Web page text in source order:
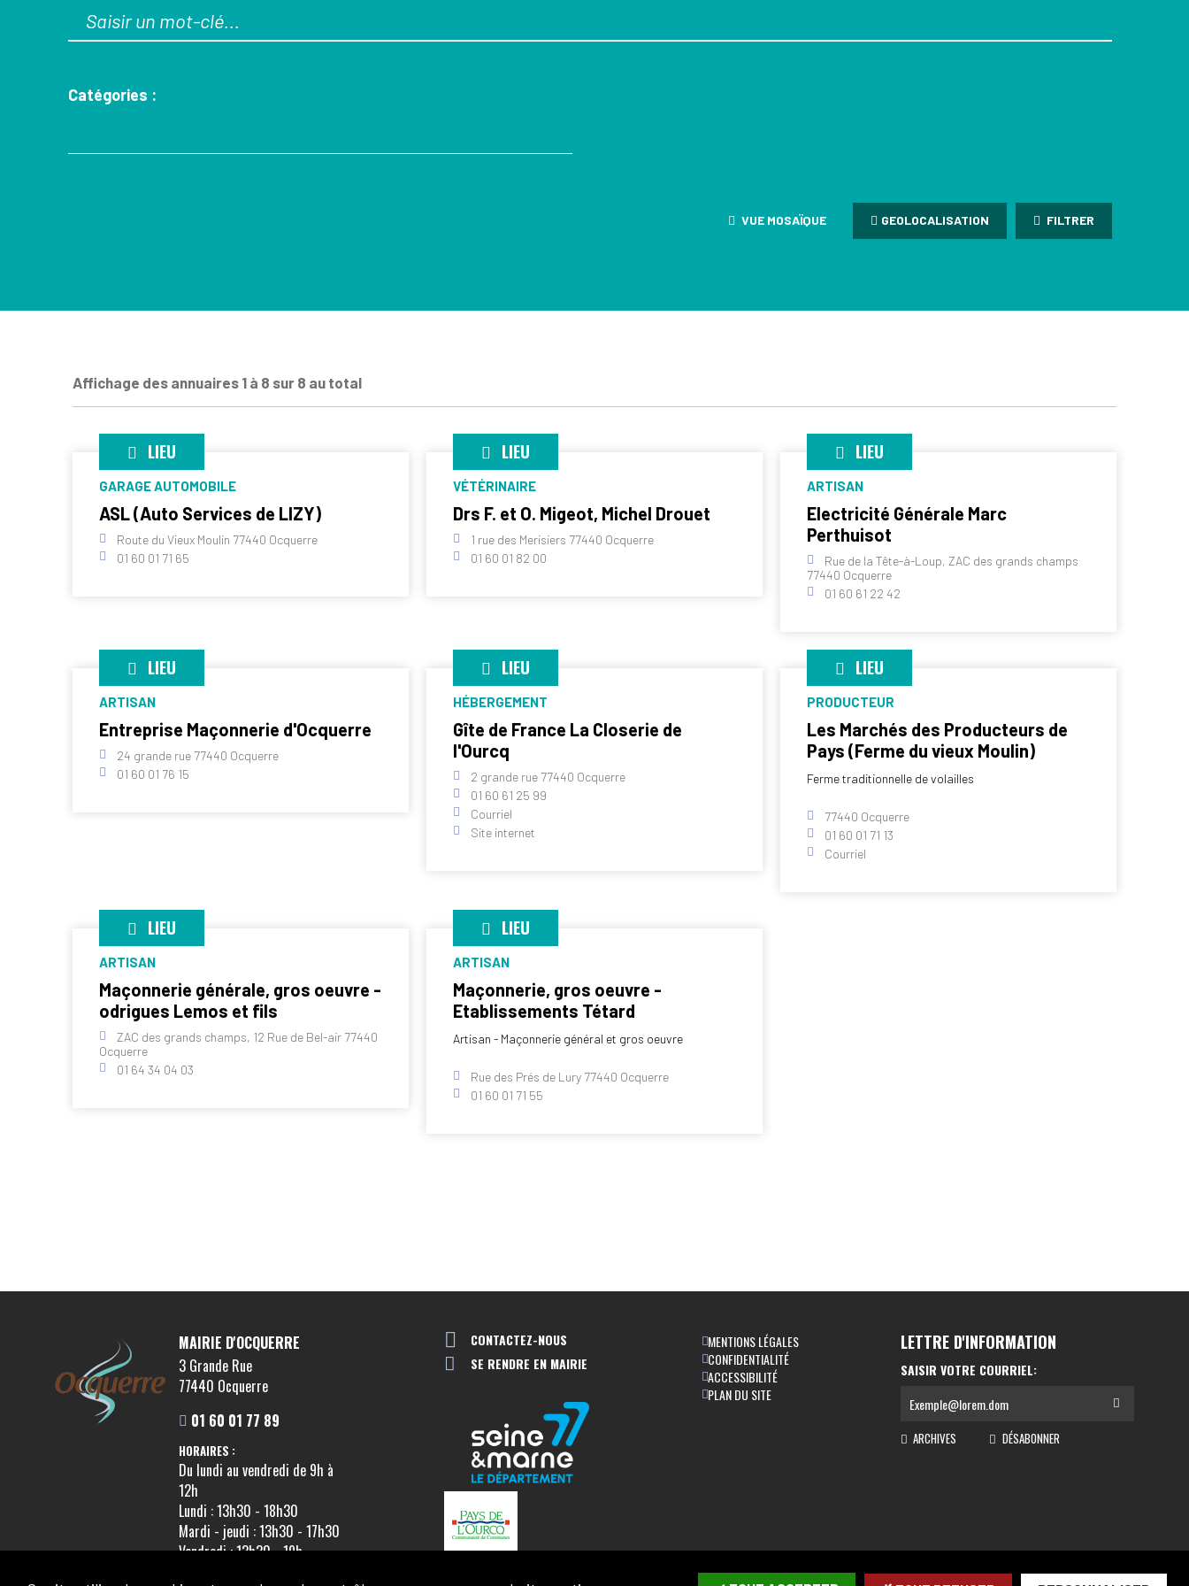
Catégories :
VUE MOSAÏQUE GEOLOCALISATION FILTRER
Affichage des annuaires 1 à 8 sur 8 au total
LIEU
GARAGE AUTOMOBILE
ASL (Auto Services de LIZY)
Route du Vieux Moulin 77440 Ocquerre
01 60 01 71 65
LIEU
VÉTÉRINAIRE
Drs F. et O. Migeot, Michel Drouet
1 rue des Merisiers 77440 Ocquerre
01 60 01 82 00
LIEU
ARTISAN
Electricité Générale Marc
Perthuisot
Rue de la Tête-à-Loup, ZAC des grands champs
77440 Ocquerre
01 60 61 22 42
LIEU
ARTISAN
Entreprise Maçonnerie d'Ocquerre
24 grande rue 77440 Ocquerre
01 60 01 76 15
LIEU
HÉBERGEMENT
Gîte de France La Closerie de
l'Ourcq
2 grande rue 77440 Ocquerre
01 60 61 25 99
Courriel
Site internet
LIEU
PRODUCTEUR
Les Marchés des Producteurs de
Pays (Ferme du vieux Moulin)
Ferme traditionnelle de volailles
77440 Ocquerre
01 60 01 71 13
Courriel
LIEU
ARTISAN
Maçonnerie générale, gros oeuvre -
odrigues Lemos et fils
ZAC des grands champs, 12 Rue de Bel-air 77440
Ocquerre
01 64 34 04 03
LIEU
ARTISAN
Maçonnerie, gros oeuvre -
Etablissements Tétard
Artisan - Maçonnerie général et gros oeuvre
Rue des Prés de Lury 77440 Ocquerre
01 60 01 71 55
MAIRIE D'OCQUERRE
3 Grande Rue
77440 Ocquerre
01 60 01 77 89
HORAIRES :
Du lundi au vendredi de 9h à
12h
Lundi : 13h30 - 18h30
Mardi - jeudi : 13h30 - 17h30
Vendredi : 13h30 - 19h
CONTACTEZ-NOUS
SE RENDRE EN MAIRIE
MENTIONS LÉGALES
CONFIDENTIALITÉ
ACCESSIBILITÉ
PLAN DU SITE
LETTRE D'INFORMATION
SAISIR VOTRE COURRIEL:
ARCHIVES DÉSABONNER